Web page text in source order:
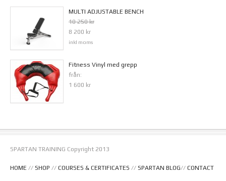
MULTI ADJUSTABLE BENCH
10 250 kr
8 200 kr
inkl moms
Fitness Vinyl med grepp
från:
1 600 kr
SPARTAN TRAINING Copyright 2013
HOME // SHOP // COURSES & CERTIFICATES // SPARTAN BLOG// CONTACT